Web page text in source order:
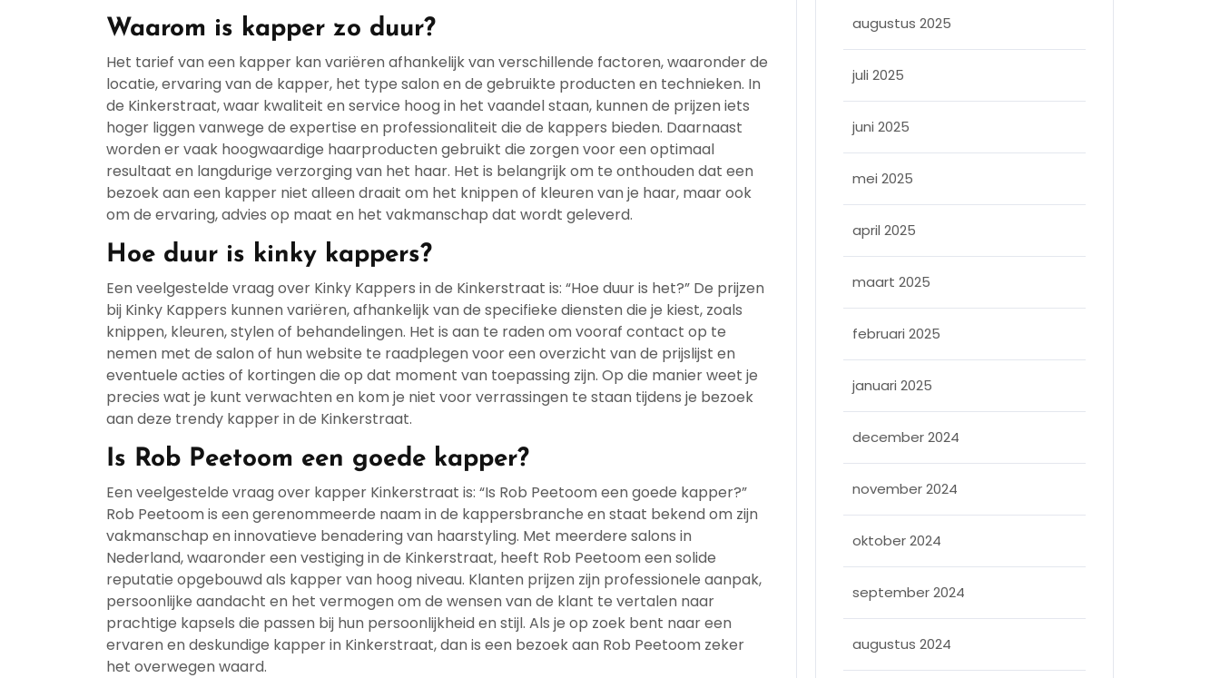
Waarom is kapper zo duur?
Het tarief van een kapper kan variëren afhankelijk van verschillende factoren, waaronder de
locatie, ervaring van de kapper, het type salon en de gebruikte producten en technieken. In
de Kinkerstraat, waar kwaliteit en service hoog in het vaandel staan, kunnen de prijzen iets
hoger liggen vanwege de expertise en professionaliteit die de kappers bieden. Daarnaast
worden er vaak hoogwaardige haarproducten gebruikt die zorgen voor een optimaal
resultaat en langdurige verzorging van het haar. Het is belangrijk om te onthouden dat een
bezoek aan een kapper niet alleen draait om het knippen of kleuren van je haar, maar ook
om de ervaring, advies op maat en het vakmanschap dat wordt geleverd.
Hoe duur is kinky kappers?
Een veelgestelde vraag over Kinky Kappers in de Kinkerstraat is: “Hoe duur is het?” De prijzen
bij Kinky Kappers kunnen variëren, afhankelijk van de specifieke diensten die je kiest, zoals
knippen, kleuren, stylen of behandelingen. Het is aan te raden om vooraf contact op te
nemen met de salon of hun website te raadplegen voor een overzicht van de prijslijst en
eventuele acties of kortingen die op dat moment van toepassing zijn. Op die manier weet je
precies wat je kunt verwachten en kom je niet voor verrassingen te staan tijdens je bezoek
aan deze trendy kapper in de Kinkerstraat.
Is Rob Peetoom een goede kapper?
Een veelgestelde vraag over kapper Kinkerstraat is: “Is Rob Peetoom een goede kapper?”
Rob Peetoom is een gerenommeerde naam in de kappersbranche en staat bekend om zijn
vakmanschap en innovatieve benadering van haarstyling. Met meerdere salons in
Nederland, waaronder een vestiging in de Kinkerstraat, heeft Rob Peetoom een solide
reputatie opgebouwd als kapper van hoog niveau. Klanten prijzen zijn professionele aanpak,
persoonlijke aandacht en het vermogen om de wensen van de klant te vertalen naar
prachtige kapsels die passen bij hun persoonlijkheid en stijl. Als je op zoek bent naar een
ervaren en deskundige kapper in Kinkerstraat, dan is een bezoek aan Rob Peetoom zeker
het overwegen waard.
augustus 2025
juli 2025
juni 2025
mei 2025
april 2025
maart 2025
februari 2025
januari 2025
december 2024
november 2024
oktober 2024
september 2024
augustus 2024